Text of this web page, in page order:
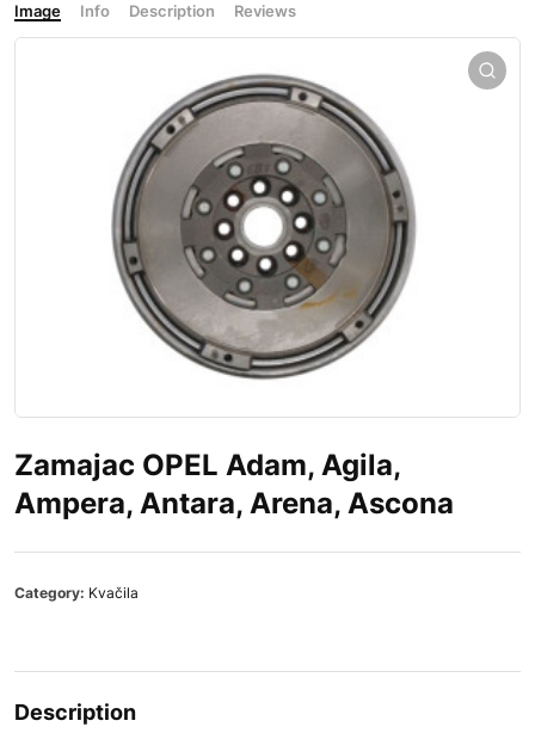
Image Info Description Reviews
Zamajac OPEL Adam, Agila,
Ampera, Antara, Arena, Ascona
Category: Kvačila
Description